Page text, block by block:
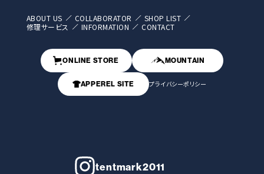
ABOUT US COLLABORATOR
SHOP LIST
修理サービス
INFORMATION CONTACT
ONLINE STORE MOUNTAIN
APPEREL SITE プライバシーポリシー
tentmark2011